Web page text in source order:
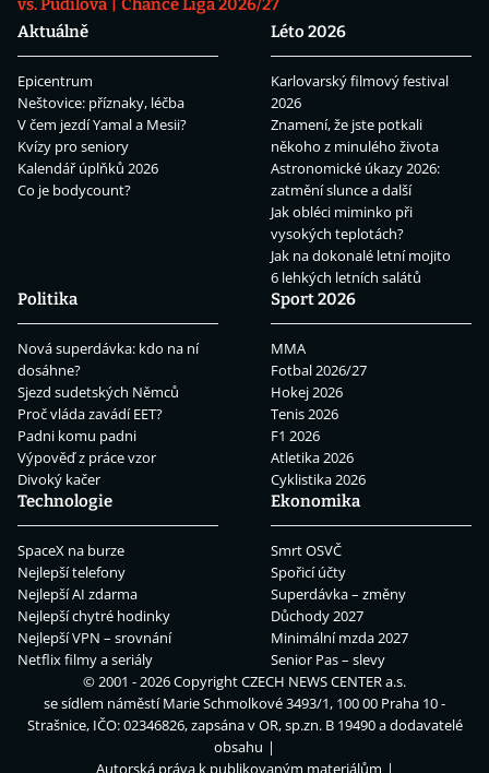
vs. Pudilová
Chance Liga 2026/27
Aktuálně
Epicentrum
Neštovice: příznaky, léčba
V čem jezdí Yamal a Mesii?
Kvízy pro seniory
Kalendář úplňků 2026
Co je bodycount?
Léto 2026
Karlovarský filmový festival
2026
Znamení, že jste potkali
někoho z minulého života
Astronomické úkazy 2026:
zatmění slunce a další
Jak obléci miminko při
vysokých teplotách?
Jak na dokonalé letní mojito
6 lehkých letních salátů
Politika
Nová superdávka: kdo na ní
dosáhne?
Sjezd sudetských Němců
Proč vláda zavádí EET?
Padni komu padni
Výpověď z práce vzor
Divoký kačer
Sport 2026
MMA
Fotbal 2026/27
Hokej 2026
Tenis 2026
F1 2026
Atletika 2026
Cyklistika 2026
Technologie
SpaceX na burze
Nejlepší telefony
Nejlepší AI zdarma
Nejlepší chytré hodinky
Nejlepší VPN – srovnání
Netflix filmy a seriály
Ekonomika
Smrt OSVČ
Spořicí účty
Superdávka – změny
Důchody 2027
Minimální mzda 2027
Senior Pas – slevy
© 2001 - 2026 CopyrightCZECH NEWS CENTER a.s.
se sídlem náměstí Marie Schmolkové 3493/1, 100 00 Praha 10 -
Strašnice, IČO: 02346826, zapsána v OR, sp.zn. B 19490 a dodavatelé
obsahu
Autorská práva k publikovaným materiálům